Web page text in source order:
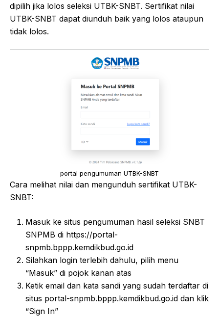
dipilih jika lolos seleksi UTBK-SNBT. Sertifikat nilai
UTBK-SNBT dapat diunduh baik yang lolos ataupun
tidak lolos.
portal pengumuman UTBK-SNBT
Cara melihat nilai dan mengunduh sertifikat UTBK-
SNBT:
Masuk ke situs pengumuman hasil seleksi SNBT
SNPMB di https://portal-
snpmb.bppp.kemdikbud.go.id
Silahkan login terlebih dahulu, pilih menu
“Masuk” di pojok kanan atas
Ketik email dan kata sandi yang sudah terdaftar di
situs portal-snpmb.bppp.kemdikbud.go.id dan klik
“Sign In”